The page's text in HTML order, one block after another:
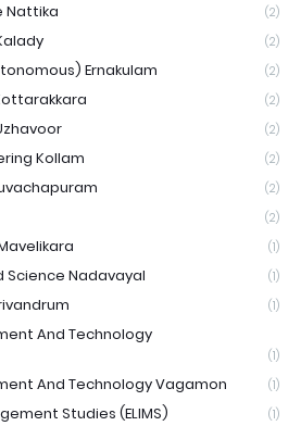
Nattika (2)
(2)
Ernakulam (2)
(2)
(2)
Kollam (2)
(2)
(2)
(1)
Science Nadavayal (1)
(1)
And Technology
(1)
And Technology Vagamon (1)
Studies (ELIMS) (1)